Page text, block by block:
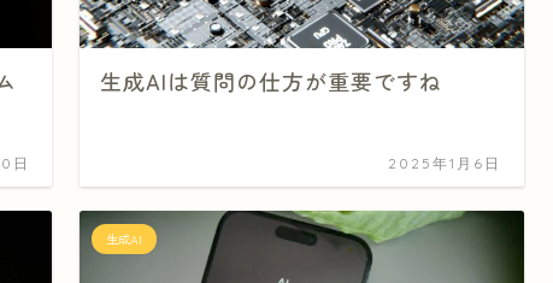
日
生成AIは質問の仕方が重要ですね
2025年1月6日
生成AI